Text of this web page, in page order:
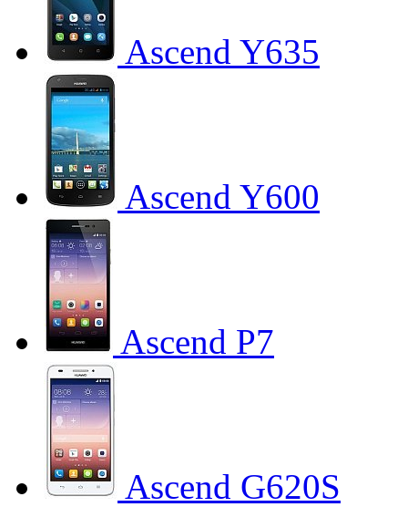
Ascend Y635
Ascend Y600
Ascend P7
Ascend G620S